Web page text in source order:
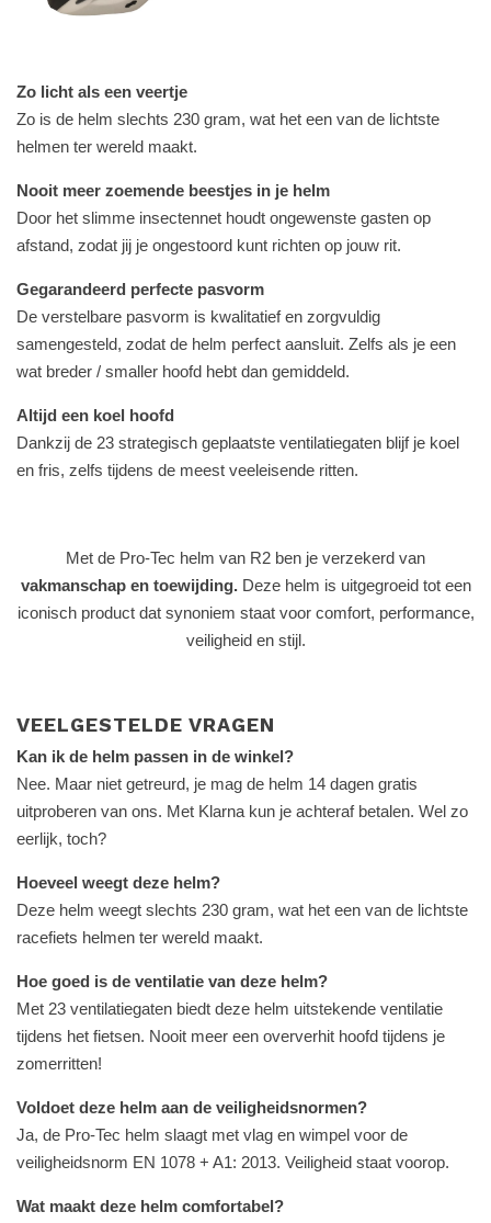
Zo licht als een veertje
Zo is de helm slechts 230 gram, wat het een van de lichtste
helmen ter wereld maakt.
Nooit meer zoemende beestjes in je helm
Door het slimme insectennet houdt ongewenste gasten op
afstand, zodat jij je ongestoord kunt richten op jouw rit.
Gegarandeerd perfecte pasvorm
De verstelbare pasvorm is kwalitatief en zorgvuldig
samengesteld, zodat de helm perfect aansluit. Zelfs als je een
wat breder / smaller hoofd hebt dan gemiddeld.
Altijd een koel hoofd
Dankzij de 23 strategisch geplaatste ventilatiegaten blijf je koel
en fris, zelfs tijdens de meest veeleisende ritten.
Met de Pro-Tec helm van R2 ben je verzekerd van
vakmanschap en toewijding.Deze helm is uitgegroeid tot een
iconisch product dat synoniem staat voor comfort, performance,
veiligheid en stijl.
VEELGESTELDE VRAGEN
Kan ik de helm passen in de winkel?
Nee. Maar niet getreurd, je mag de helm 14 dagen gratis
uitproberen van ons. Met Klarna kun je achteraf betalen. Wel zo
eerlijk, toch?
Hoeveel weegt deze helm?
Deze helm weegt slechts 230 gram, wat het een van de lichtste
racefiets helmen ter wereld maakt.
Hoe goed is de ventilatie van deze helm?
Met 23 ventilatiegaten biedt deze helm uitstekende ventilatie
tijdens het fietsen. Nooit meer een oververhit hoofd tijdens je
zomerritten!
Voldoet deze helm aan de veiligheidsnormen?
Ja, de Pro-Tec helm slaagt met vlag en wimpel voor de
veiligheidsnorm EN 1078 + A1: 2013. Veiligheid staat voorop.
Wat maakt deze helm comfortabel?